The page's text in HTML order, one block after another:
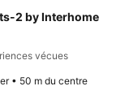
2 by Interhome
vécues
• 50 m du centre